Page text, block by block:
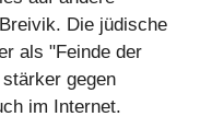
Die jüdische
als "Feinde der
gegen
im Internet.